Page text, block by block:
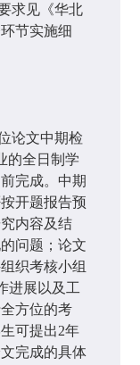
求见《华北
节实施细
论文中期检
的全日制学
完成。中期
开题报告预
内容及结
问题；论文
织考核小组
进展以及工
方位的考
可提出2年
完成的具体